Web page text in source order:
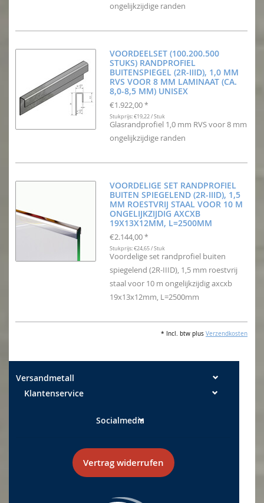
ongelijkzijdige randen
VOORDEELSET (100.200.500
STUKS) RANDPROFIEL
BUITENSPIEGEL (2R-IIID), 1,0 MM
RVS VOOR 8 MM LAMINAAT (CA.
8,0-8,5 MM) UNISEX
€1.922,00 *
Stukprijs: €19,22 / Stuk
Glasrandprofiel 1,0 mm RVS voor 8 mm
ongelijkzijdige randen
VOORDELIGE SET RANDPROFIEL
BUITEN SPIEGELEND (2R-IIID), 1,5
MM ROESTVRIJ STAAL VOOR 10 M
ONGELIJKZIJDIG AXCXB
19X13X12MM, L=2500MM
€2.144,00 *
Stukprijs: €24,65 / Stuk
Voordelige set randprofiel buiten
spiegelend (2R-IIID), 1,5 mm roestvrij
staal voor 10 m ongelijkzijdig axcxb
19x13x12mm, L=2500mm
* Incl. btw plus Verzendkosten
Versandmetall
Klantenservice
Socialmedia
Vertrag widerrufen